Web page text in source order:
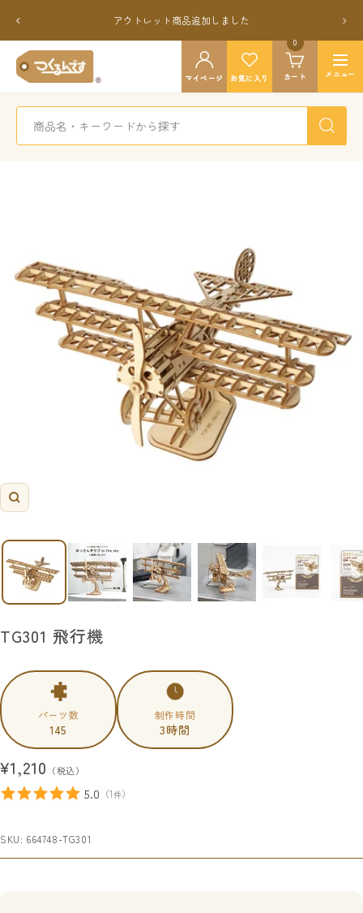
テ
戻
る
アウトレット商品追加しました
次
へ
つ
く
ん
す
マイページ お気に入り カート
0
ナ
ビ
ゲ
シ
メニュー
ズ
ム
イ
ン
TG301 飛行機
パーツ数
145
制作時間
3時間
セ
ー
価
格
¥1,210 （税込）
5.0 （1件）
SKU: 664748-TG301